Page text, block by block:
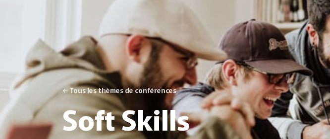
← Tous les thèmes de conférences
Soft Skills